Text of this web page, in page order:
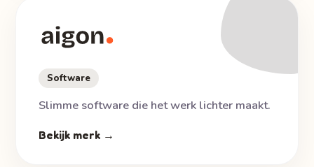
Software
Slimme software die het werk lichter maakt.
Bekijk merk →